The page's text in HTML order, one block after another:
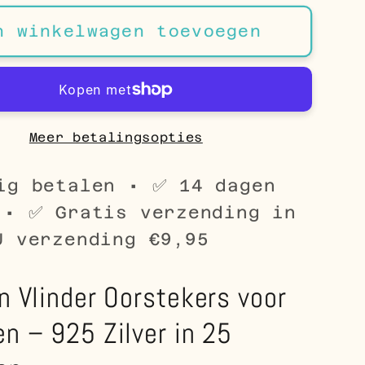
voor
Zilveren
Vlinder
Oorstekers
Kinderen
Zilver
Emaille
Modellen
winkelwagen toevoegen
Meer betalingsopties
betalen • ✅ 14 dagen
✅ Gratis verzending in
verzending €9,95
Vlinder Oorstekers voor
– 925 Zilver in 25